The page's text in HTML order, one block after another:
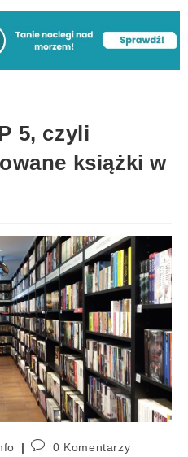
5, czyli
książki w
0 Komentarzy